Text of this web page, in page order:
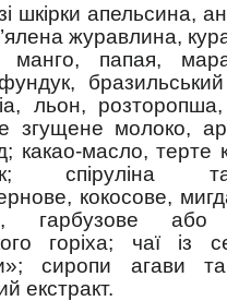
шкірки апельсина,
журавлина,
манго, папая,
льон,
згущене молоко,
какао-масло, терте
спіруліна
кокосове,
гарбузове
горіха; чаї із
сиропи агави та
екстракт.